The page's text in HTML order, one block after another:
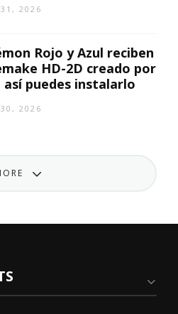
2026
Rojo y Azul reciben
HD-2D creado por
así puedes instalarlo
2026